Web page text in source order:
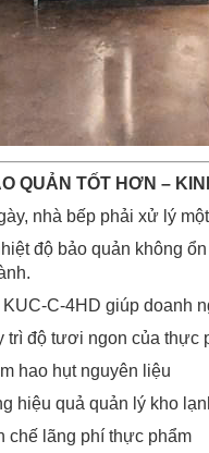
QUẢN TỐT HƠN –
nhà bếp phải xử lý
độ bảo quản không
KUC-C-4HD giúp doanh
trì độ tươi ngon của thực
hao hụt nguyên liệu
hiệu quả quản lý kho
chế lãng phí thực phẩm